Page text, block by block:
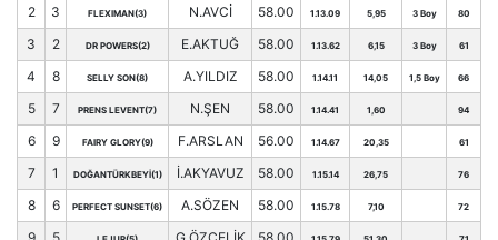
2 3 FLEXIMAN(3) N.AVCİ 58.00 1.13.09 5,95 3 Boy 80
3 2 DR POWERS(2) E.AKTUĞ 58.00 1.13.62 6,15 3 Boy 61
4 8 SELLY SON(8) A.YILDIZ 58.00 1.14.11 14,05 1,5 Boy 66
5 7 PRENS LEVENT(7) N.ŞEN 58.00 1.14.41 1,60 94
6 9 FAIRY GLORY(9) F.ARSLAN 56.00 1.14.67 20,35 61
7 1 DOĞANTÜRKBEYİ(1) İ.AKYAVUZ 58.00 1.15.14 26,75 76
8 6 PERFECT SUNSET(6) A.SÖZEN 58.00 1.15.78 7,10 72